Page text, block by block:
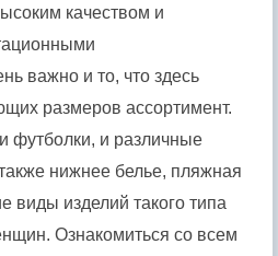
качеством и
важно и то, что здесь
размеров ассортимент.
футболки, и различные
нижнее белье, пляжная
виды изделий такого типа
Ознакомиться со всем